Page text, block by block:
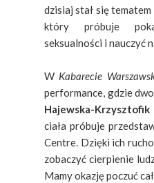
dzisiaj stał się
który próbuje
seksualności i nauczyć
W Kabarecie
performance, gdzie
Hajewska-Krzysztofik
ciała próbuje
Centre. Dzięki ich
zobaczyć cierpienie
Mamy okazję poczuć